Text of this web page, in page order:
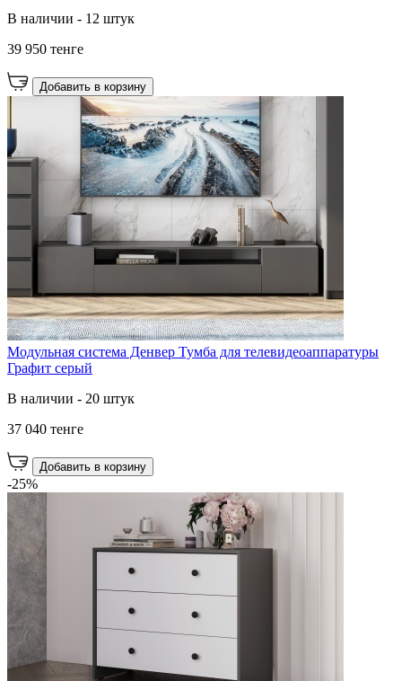
В наличии - 12 штук
39 950 тенге
Добавить в корзину
Модульная система Денвер Тумба для телевидеоаппаратуры
Графит серый
В наличии - 20 штук
37 040 тенге
Добавить в корзину
-25%